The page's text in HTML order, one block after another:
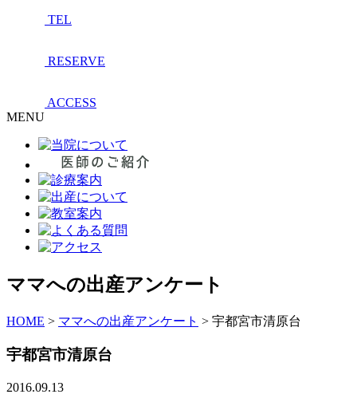
TEL
RESERVE
ACCESS
MENU
ママへの出産アンケート
HOME > ママへの出産アンケート > 宇都宮市清原台
宇都宮市清原台
2016.09.13